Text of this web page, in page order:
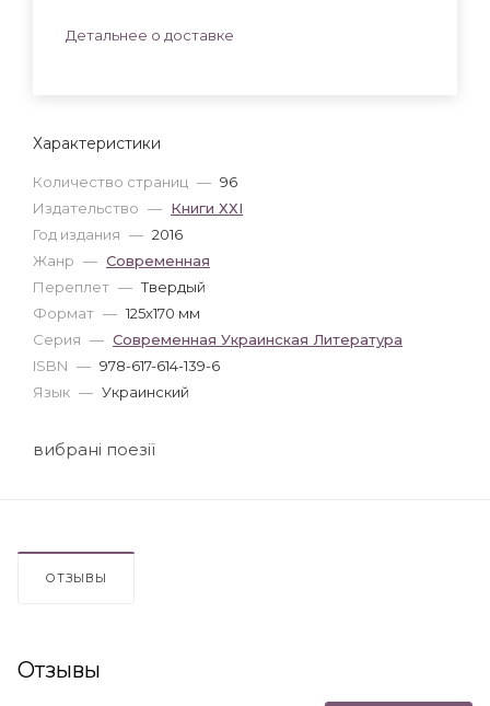
Характеристики
Количество страниц — 96
Издательство — Книги ХХІ
Год издания — 2016
Жанр — Современная
Переплет — Твердый
Формат — 125x170 мм
Серия — Современная Украинская Литература
ISBN — 978-617-614-139-6
Язык — Украинский
Детальнее о доставке
вибрані поезії
ОТЗЫВЫ
Отзывы